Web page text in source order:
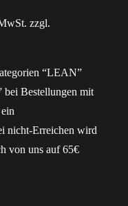
zzgl.
“LEAN”
bei Bestellungen mit
nicht-Erreichen wird
von uns auf 65€